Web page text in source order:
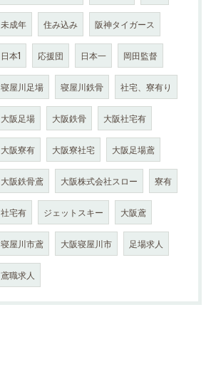
未成年 住み込み 阪神タイガース
日本1 応援団 日本一 岡田監督
寝屋川足場 寝屋川鉄骨 社宅、寮有り
大阪足場 大阪鉄骨 大阪社宅有
大阪寮有 大阪寮社宅 大阪足場鳶
大阪鉄骨鳶 大阪株式会社スロー 寮有
社宅有 ジェットスキー 大阪鳶
寝屋川市鳶 大阪寝屋川市 足場求人
鳶職求人